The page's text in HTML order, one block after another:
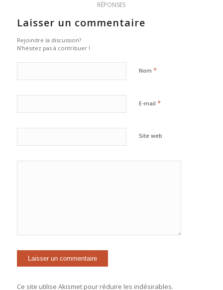
RÉPONSES
Laisser un commentaire
Rejoindre la discussion?
N’hésitez pas à contribuer !
Nom *
E-mail *
Site web
Ce site utilise Akismet pour réduire les indésirables.